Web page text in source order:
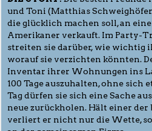
und Toni (Matthias
die glücklich machen soll, an
Amerikaner verkauft. Im Party-
streiten sie darüber, wie wichtig
worauf sie verzichten könnten.
Inventar ihrer Wohnungen ins
100 Tage auszuhalten, ohne sich
Tag dürfen sie sich eine Sache
neue zurückholen. Hält einer der
verliert er nicht nur die Wette,